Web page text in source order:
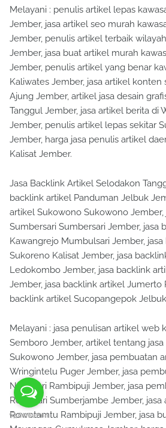
Melayani : penulis artikel lepas
Jember, jasa artikel seo murah
Jember, penulis artikel terbaik
Jember, jasa buat artikel murah
Jember, penulis artikel yang benar
Kaliwates Jember, jasa artikel
Ajung Jember, artikel jasa desain
Tanggul Jember, jasa artikel berita di
Jember, penulis artikel lepas sekitar
Jember, harga jasa penulis artikel
Kalisat Jember.
Jasa Backlink Artikel Selodakon
backlink artikel Panduman Jelbuk
artikel Sukowono Sukowono
Sumbersari Sumbersari Jember, jasa
Kawangrejo Mumbulsari Jember,
Sukoreno Kalisat Jember, jasa
Ledokombo Jember, jasa backlink
Jember, jasa backlink artikel Jumerto
backlink artikel Sucopangepok
Melayani : jasa penulisan artikel web
Semboro Jember, artikel tentang jasa
Sukowono Jember, jasa pembuatan
Wringintelu Puger Jember, jasa
Nogosari Rambipuji Jember, jasa
Rowosari Sumberjambe Jember,
Rowotamtu Rambipuji Jember, jasa